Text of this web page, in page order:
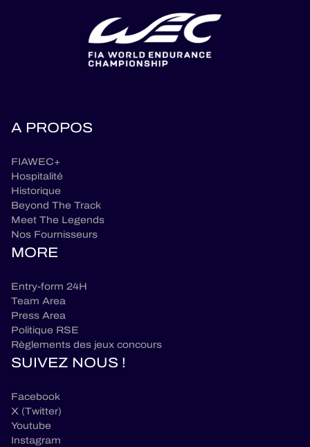
A PROPOS
FIAWEC+
Hospitalité
Historique
Beyond The Track
Meet The Legends
Nos Fournisseurs
MORE
Entry-form 24H
Team Area
Press Area
Politique RSE
Règlements des jeux concours
SUIVEZ NOUS !
Facebook
X (Twitter)
Youtube
Instagram